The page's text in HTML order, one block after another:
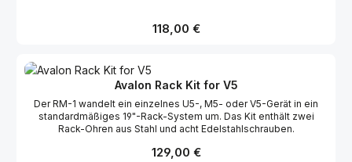
Regulärer Preis:
118,00 €
Avalon Rack Kit for V5
Der RM-1 wandelt ein einzelnes U5-, M5- oder V5-Gerät in ein
standardmäßiges 19"-Rack-System um. Das Kit enthält zwei
Rack-Ohren aus Stahl und acht Edelstahlschrauben.
Regulärer Preis:
129,00 €